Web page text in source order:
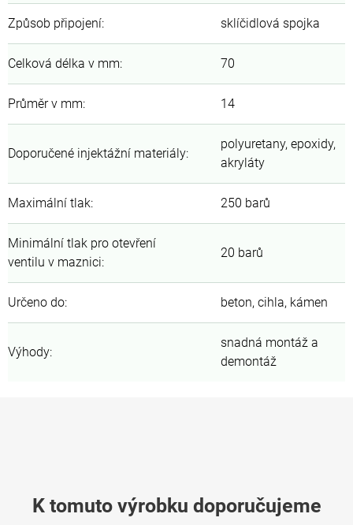
Způsob připojení: sklíčidlová spojka
Celková délka v mm: 70
Průměr v mm: 14
Doporučené injektážní materiály:
polyuretany, epoxidy,
akryláty
Maximální tlak: 250 barů
Minimální tlak pro otevření
ventilu v maznici:
20 barů
Určeno do: beton, cihla, kámen
Výhody:
snadná montáž a
demontáž
K tomuto výrobku doporučujeme